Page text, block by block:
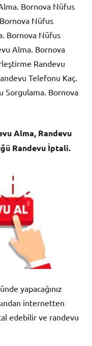
Bornova Nüfus
Nüfus
Bornova Nüfus
Alma. Bornova
Randevu
Telefonu Kaç.
Sorgulama. Bornova
Alma, Randevu
Randevu İptali.
yapacağınız
internetten
edebilir ve randevu